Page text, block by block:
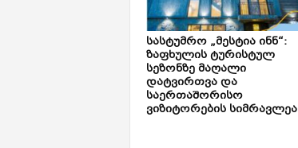
სასტუმრო „მესტია ინნ“:
ზაფხულის ტურისტულ
სეზონზე მაღალი
დატვირთვა და
საერთაშორისო
ვიზიტორების სიმრავლეა